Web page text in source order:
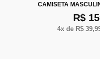
CAMISETA
R$
4x de R$